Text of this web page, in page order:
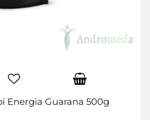
Energia Guarana 500g